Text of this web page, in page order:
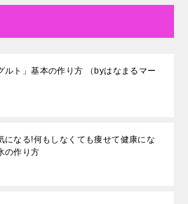
ルト」基本の作り方 （byはなまるマー
になる!何もしなくても痩せて健康にな
の作り方